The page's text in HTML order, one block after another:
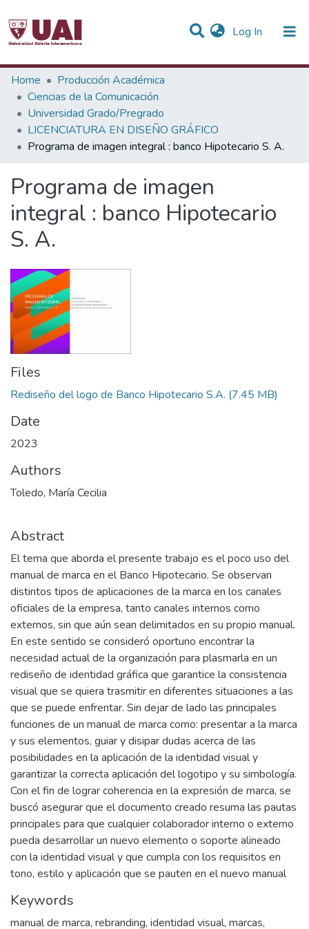
Log In (current)
Statistics
Communities & Collections
All of DSpace
Home
Producción Académica
Ciencias de la Comunicación
Universidad Grado/Pregrado
LICENCIATURA EN DISEÑO GRÁFICO
Programa de imagen integral : banco Hipotecario S. A.
Programa de imagen
integral : banco Hipotecario
S. A.
Files
Rediseño del logo de Banco Hipotecario S.A. (7.45 MB)
Date
2023
Authors
Toledo, María Cecilia
Abstract
El tema que aborda el presente trabajo es el poco uso del
manual de marca en el Banco Hipotecario. Se observan
distintos tipos de aplicaciones de la marca en los canales
oficiales de la empresa, tanto canales internos como
externos, sin que aún sean delimitados en su propio manual.
En este sentido se consideró oportuno encontrar la
necesidad actual de la organización para plasmarla en un
rediseño de identidad gráfica que garantice la consistencia
visual que se quiera trasmitir en diferentes situaciones a las
que se puede enfrentar. Sin dejar de lado las principales
funciones de un manual de marca como: presentar a la marca
y sus elementos, guiar y disipar dudas acerca de las
posibilidades en la aplicación de la identidad visual y
garantizar la correcta aplicación del logotipo y su simbología.
Con el fin de lograr coherencia en la expresión de marca, se
buscó asegurar que el documento creado resuma las pautas
principales para que cualquier colaborador interno o externo
pueda desarrollar un nuevo elemento o soporte alineado
con la identidad visual y que cumpla con los requisitos en
tono, estilo y aplicación que se pauten en el nuevo manual
Keywords
manual de marca, rebranding, identidad visual, marcas,